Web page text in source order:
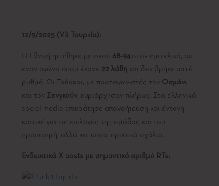
12/9/2025 (VS Τουρκία):
Η Εθνική ηττήθηκε με σκορ 68-94στον ημιτελικό, σε
έναν αγώνα όπου έκανε 22 λάθηκαι δεν βρήκε ποτέ
ρυθμό. Οι Τούρκοι, με πρωταγωνιστές τον Οσμάνι
και τον Σενγκούν, κυριάρχησαν πλήρως. Στα ελληνικά
social media επικράτησε απογοήτευση και έντονη
κριτική για τις επιλογές της ομάδας και του
προπονητή, αλλά και υποστηρικτικά σχόλια.
Ενδεικτικά X posts με σημαντικό αριθμό RTs: